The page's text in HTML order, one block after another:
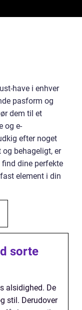
have i enhver
pasform og
dem til et
og e-
efter noget
behageligt, er
dine perfekte
element i din
sorte
alsidighed. De
stil. Derudover